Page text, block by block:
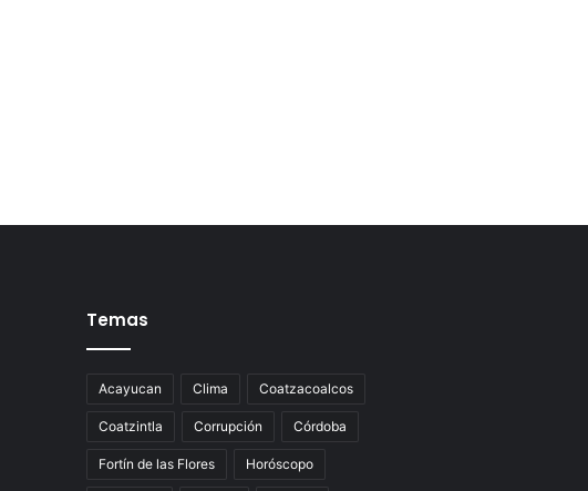
Temas
Acayucan Clima Coatzacoalcos
Coatzintla Corrupción Córdoba
Fortín de las Flores Horóscopo